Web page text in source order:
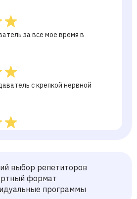
за все мое время в
с крепкой нервной
выбор репетиторов
формат
программы